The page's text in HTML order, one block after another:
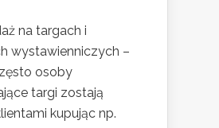
na targach i
wystawienniczych –
osoby
targi zostają
kupując np.